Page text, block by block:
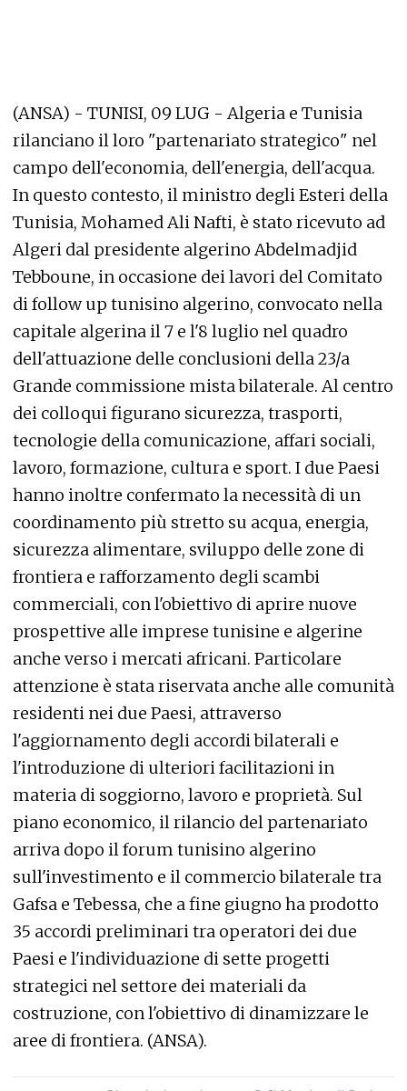
(ANSA) - TUNISI, 09 LUG - Algeria e Tunisia
rilanciano il loro "partenariato strategico" nel
campo dell'economia, dell'energia, dell'acqua.
In questo contesto, il ministro degli Esteri della
Tunisia, Mohamed Ali Nafti, è stato ricevuto ad
Algeri dal presidente algerino Abdelmadjid
Tebboune, in occasione dei lavori del Comitato
di follow up tunisino algerino, convocato nella
capitale algerina il 7 e l'8 luglio nel quadro
dell'attuazione delle conclusioni della 23/a
Grande commissione mista bilaterale. Al centro
dei colloqui figurano sicurezza, trasporti,
tecnologie della comunicazione, affari sociali,
lavoro, formazione, cultura e sport. I due Paesi
hanno inoltre confermato la necessità di un
coordinamento più stretto su acqua, energia,
sicurezza alimentare, sviluppo delle zone di
frontiera e rafforzamento degli scambi
commerciali, con l'obiettivo di aprire nuove
prospettive alle imprese tunisine e algerine
anche verso i mercati africani. Particolare
attenzione è stata riservata anche alle comunità
residenti nei due Paesi, attraverso
l'aggiornamento degli accordi bilaterali e
l'introduzione di ulteriori facilitazioni in
materia di soggiorno, lavoro e proprietà. Sul
piano economico, il rilancio del partenariato
arriva dopo il forum tunisino algerino
sull'investimento e il commercio bilaterale tra
Gafsa e Tebessa, che a fine giugno ha prodotto
35 accordi preliminari tra operatori dei due
Paesi e l'individuazione di sette progetti
strategici nel settore dei materiali da
costruzione, con l'obiettivo di dinamizzare le
aree di frontiera. (ANSA).